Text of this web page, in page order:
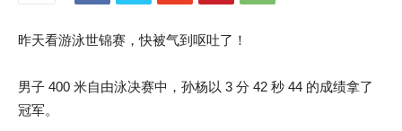
昨天看游泳世锦赛，快被气到呕吐了！
男子 400 米自由泳决赛中，孙杨以 3 分 42 秒 44 的成绩拿了
冠军。